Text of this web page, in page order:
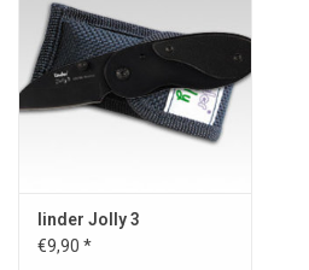
Messen & Multitools
Schoenen
Survival
linder Jolly 3
€9,90 *